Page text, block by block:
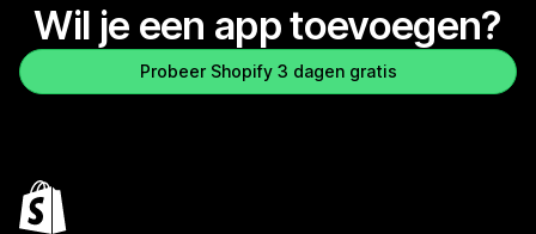
Wil je een app toevoegen?
Probeer Shopify 3 dagen gratis